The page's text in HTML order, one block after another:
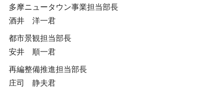
多摩ニュータウン事業担当部長
酒井 洋一君
都市景観担当部長
安井 順一君
再編整備推進担当部長
庄司 静夫君